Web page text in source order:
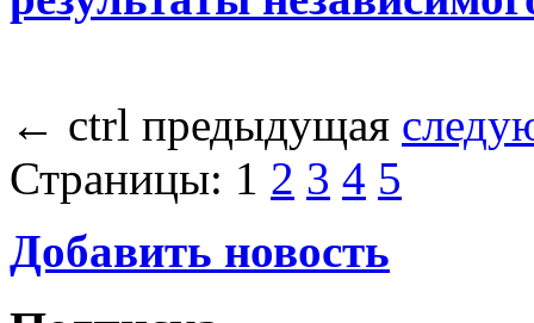
← ctrl предыдущая
Страницы: 1 2 3 4 5
Добавить новость